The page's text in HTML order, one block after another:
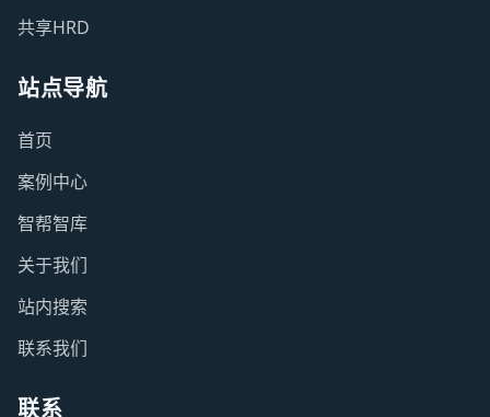
共享HRD
站点导航
首页
案例中心
智帮智库
关于我们
站内搜索
联系我们
联系